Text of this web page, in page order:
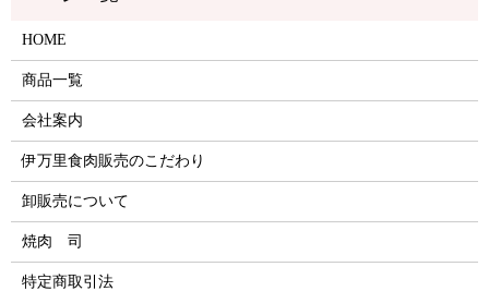
HOME
商品一覧
会社案内
伊万里食肉販売のこだわり
卸販売について
焼肉 司
特定商取引法